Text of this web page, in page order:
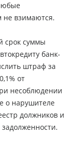
не взимаются.
срок суммы
банк-
штраф за
от
несоблюдении
о нарушителе
должников и
задолженности.